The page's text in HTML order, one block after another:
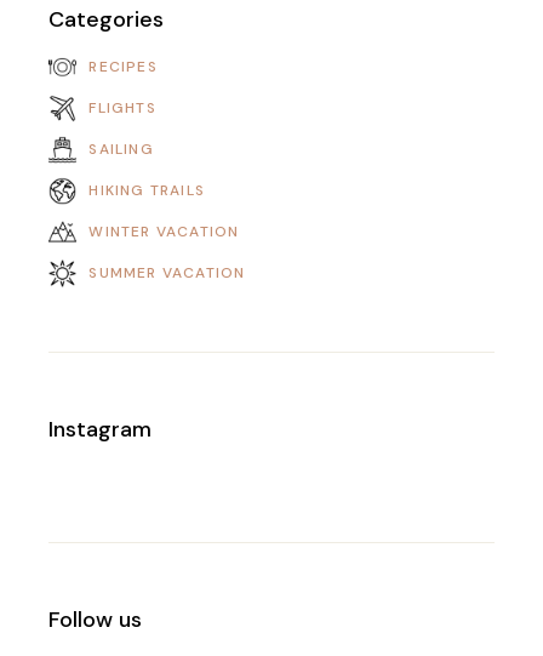
Categories
RECIPES
FLIGHTS
SAILING
HIKING TRAILS
WINTER VACATION
SUMMER VACATION
Instagram
Follow us